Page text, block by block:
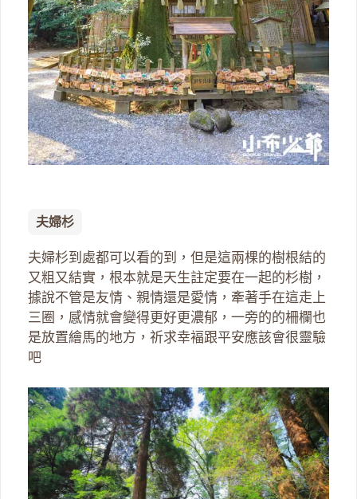
夫婦杉
夫婦杉到處都可以看的到，但是這兩棵的樹根結的
又粗又結實，根本就是天生註定要在一起的杉樹，
據說不管是友情、親情還是愛情，牽著手在這走上
三圈，感情就會變得更好更濃郁，一旁的的柵欄也
是放置繪馬的地方，祈求幸褔跟平安應該會很靈驗
吧